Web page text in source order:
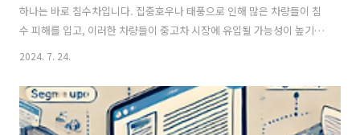
하나는 바로 침수차입니다. 집중호우나 태풍으로 인해 많은 차량들이 침
수 피해를 입고, 이러한 차량들이 중고차 시장에 유입될 가능성이 높기
때문입니다. 침수차를 잘못 구입하면 차량의 성능 저하와 잦은 고장으로
확인하는 것이 중요합니다. 그래서 지금부 침수차 무료 조회 방법과 신뢰
할 수 있는 침수 차량 조회 사이트들을 소개해 드리겠습니다. 침수차 무
료 조회 방법 침수차 무료 조회를 위해서는 국토교통부에서 제공하
2024. 7. 24.